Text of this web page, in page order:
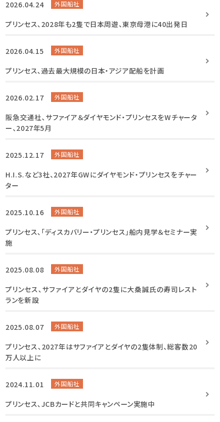
2026.04.24 外国船社
プリンセス、2028年も2隻で日本周遊、東京母港に40出発日
2026.04.15 外国船社
プリンセス、過去最大規模の日本・アジア配船を計画
2026.02.17 外国船社
阪急交通社、サファイア＆ダイヤモンド・プリンセスをWチャータ
ー、2027年5月
2025.12.17 外国船社
H.I.S.など3社、2027年GWにダイヤモンド・プリンセスをチャー
ター
2025.10.16 外国船社
プリンセス、「ディスカバリー・プリンセス」船内見学＆セミナー実
施
2025.08.08 外国船社
プリンセス、サファイアとダイヤの2隻に大桑誠氏の寿司レスト
ランを新設
2025.08.07 外国船社
プリンセス、2027年はサファイアとダイヤの2隻体制、総客数20
万人以上に
2024.11.01 外国船社
プリンセス、JCBカードと共同キャンペーン実施中